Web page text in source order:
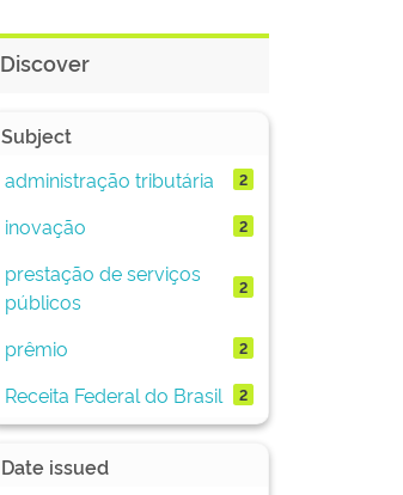
Discover
Subject
administração tributária
2
inovação 2
prestação de serviços
públicos
2
prêmio 2
Receita Federal do Brasil 2
Date issued